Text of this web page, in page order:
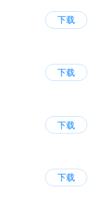
下载
下载
下载
下载